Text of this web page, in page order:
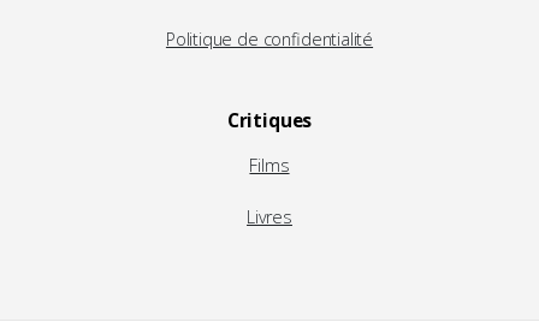
Politique de confidentialité
Critiques
Films
Livres